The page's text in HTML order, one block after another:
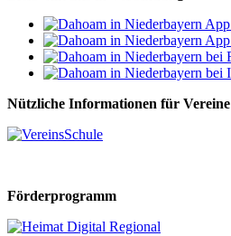
Nützliche Informationen für Vereine
Förderprogramm